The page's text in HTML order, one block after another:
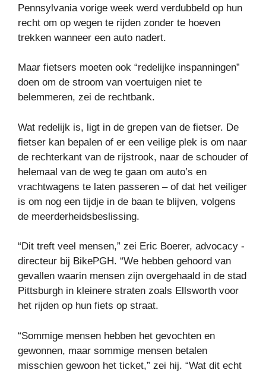
Pennsylvania vorige week werd verdubbeld op hun
recht om op wegen te rijden zonder te hoeven
trekken wanneer een auto nadert.
Maar fietsers moeten ook “redelijke inspanningen”
doen om de stroom van voertuigen niet te
belemmeren, zei de rechtbank.
Wat redelijk is, ligt in de grepen van de fietser. De
fietser kan bepalen of er een veilige plek is om naar
de rechterkant van de rijstrook, naar de schouder of
helemaal van de weg te gaan om auto’s en
vrachtwagens te laten passeren – of dat het veiliger
is om nog een tijdje in de baan te blijven, volgens
de meerderheidsbeslissing.
“Dit treft veel mensen,” zei Eric Boerer, advocacy -
directeur bij BikePGH. “We hebben gehoord van
gevallen waarin mensen zijn overgehaald in de stad
Pittsburgh in kleinere straten zoals Ellsworth voor
het rijden op hun fiets op straat.
“Sommige mensen hebben het gevochten en
gewonnen, maar sommige mensen betalen
misschien gewoon het ticket,” zei hij. “Wat dit echt